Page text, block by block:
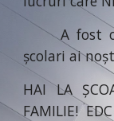
A fost o
școlari ai
HAI LA
FAMILIE!